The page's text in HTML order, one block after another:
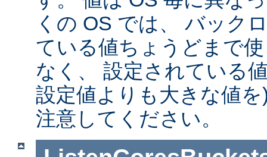
くの OS では、 バック
ている値ちょうどまで
なく、 設定されている
設定値よりも大きな値
注意してください。